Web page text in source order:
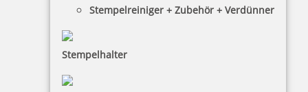
Stempelreiniger + Zubehör + Verdünner
Stempelhalter
33,20 €